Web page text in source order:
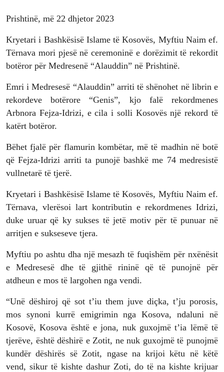
Prishtinë, më 22 dhjetor 2023
Kryetari i Bashkësisë Islame të Kosovës, Myftiu Naim ef.
Tërnava mori pjesë në ceremoninë e dorëzimit të rekordit
botëror për Medresenë “Alauddin” në Prishtinë.
Emri i Medresesë “Alauddin” arriti të shënohet në librin e
rekordeve botërore “Genis”, kjo falë rekordmenes
Arbnora Fejza-Idrizi, e cila i solli Kosovës një rekord të
katërt botëror.
Bëhet fjalë për flamurin kombëtar, më të madhin në botë
që Fejza-Idrizi arriti ta punojë bashkë me 74 medresistë
vullnetarë të tjerë.
Kryetari i Bashkësisë Islame të Kosovës, Myftiu Naim ef.
Tërnava, vlerësoi lart kontributin e rekordmenes Idrizi,
duke uruar që ky sukses të jetë motiv për të punuar në
arritjen e sukseseve tjera.
Myftiu po ashtu dha një mesazh të fuqishëm për nxënësit
e Medresesë dhe të gjithë rininë që të punojnë për
atdheun e mos të largohen nga vendi.
“Unë dëshiroj që sot t’iu them juve diçka, t’ju porosis,
mos synoni kurrë emigrimin nga Kosova, ndaluni në
Kosovë, Kosova është e jona, nuk guxojmë t’ia lëmë të
tjerëve, është dëshirë e Zotit, ne nuk guxojmë të punojmë
kundër dëshirës së Zotit, ngase na krijoi këtu në këtë
vend, sikur të kishte dashur Zoti, do të na kishte krijuar